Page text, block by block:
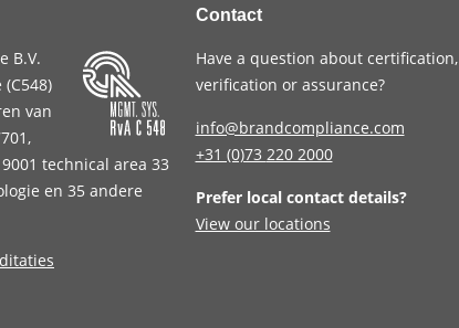
B.V.
(C548)
van
,
technical area 33
en 35 andere
Contact
Have a question about certification,
verification or assurance?
info@brandcompliance.com
+31 (0)73 220 2000
Prefer local contact details?
View our locations